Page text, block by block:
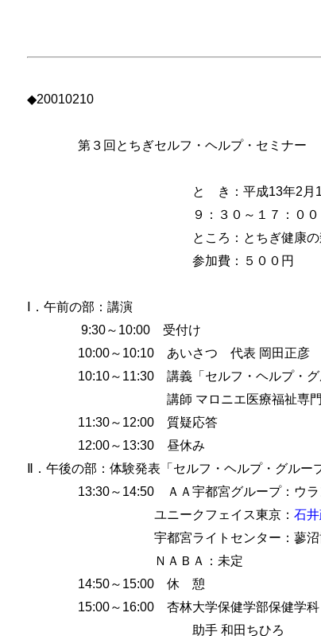
◆20010210
第３回とちぎセルフ・ヘルプ・セミナー
と き：平成13年2月10日
９：３０～１７：００
ところ：とちぎ健康の森
参加費：５００円
Ⅰ．午前の部：講演
9:30～10:00 受付け
10:00～10:10 あいさつ 代表 岡田正彦
10:10～11:30 講義「セルフ・ヘルプ・グル
講師 マロニエ医療福祉専門学校作
11:30～12:00 質疑応答
12:00～13:30 昼休み
Ⅱ．午後の部：体験発表「セルフ・ヘルプ・グルー
13:30～14:50 ＡＡ宇都宮グループ：ウラ
ユニークフェイス東京： 石
宇都宮ライトセンター：蓼沼
ＮＡＢＡ：未定
14:50～15:00 休 憩
15:00～16:00 杏林大学保健学部保健学科
助手 和田ちひろ